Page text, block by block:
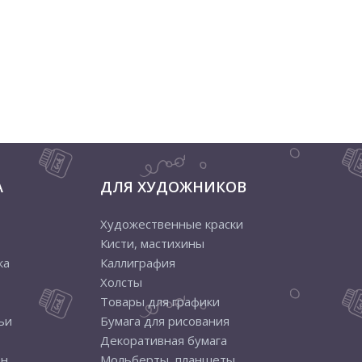
ДЛЯ ХУДОЖНИКОВ
Художественные краски
Кисти, мастихины
Каллиграфия
Холсты
Товары для графики
Бумага для рисования
Декоративная бумага